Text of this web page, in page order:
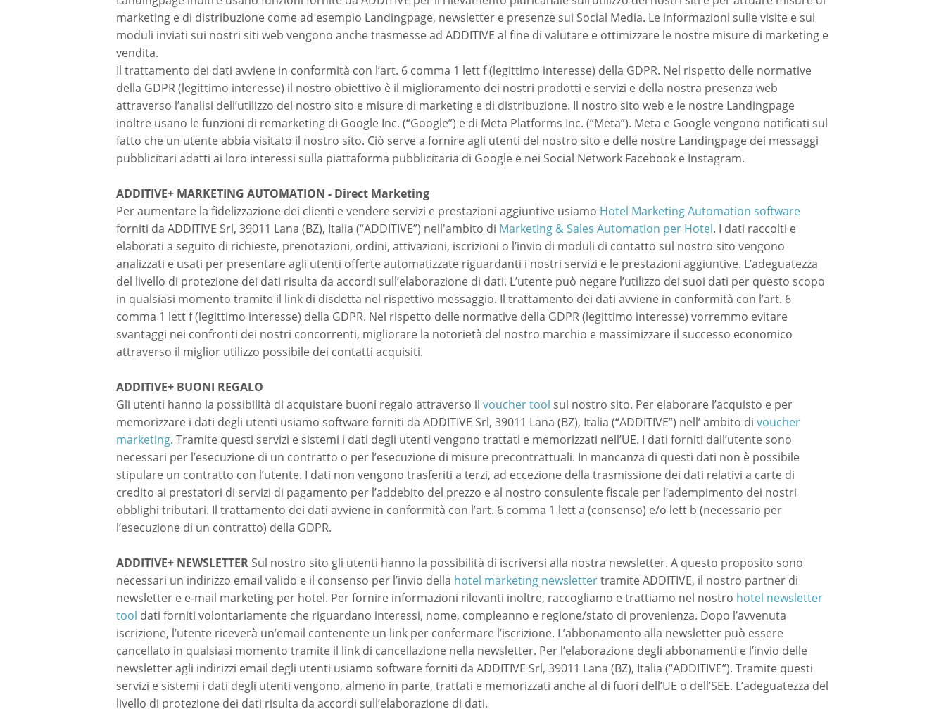
marketing e di distribuzione come ad esempio Landingpage, newsletter e presenze sui Social Media. Le informazioni sulle visite e sui
moduli inviati sui nostri siti web vengono anche trasmesse ad ADDITIVE al fine di valutare e ottimizzare le nostre misure di marketing e
vendita.
Il trattamento dei dati avviene in conformità con l’art. 6 comma 1 lett f (legittimo interesse) della GDPR. Nel rispetto delle normative
della GDPR (legittimo interesse) il nostro obiettivo è il miglioramento dei nostri prodotti e servizi e della nostra presenza web
attraverso l’analisi dell’utilizzo del nostro sito e misure di marketing e di distribuzione. Il nostro sito web e le nostre Landingpage
inoltre usano le funzioni di remarketing di Google Inc. (“Google”) e di Meta Platforms Inc. (“Meta”). Meta e Google vengono notificati sul
fatto che un utente abbia visitato il nostro sito. Ciò serve a fornire agli utenti del nostro sito e delle nostre Landingpage dei messaggi
pubblicitari adatti ai loro interessi sulla piattaforma pubblicitaria di Google e nei Social Network Facebook e Instagram.
ADDITIVE+ MARKETING AUTOMATION - Direct Marketing
Per aumentare la fidelizzazione dei clienti e vendere servizi e prestazioni aggiuntive usiamo Hotel Marketing Automation software
forniti da ADDITIVE Srl, 39011 Lana (BZ), Italia (“ADDITIVE”) nell'ambito di Marketing & Sales Automation per Hotel. I dati raccolti e
elaborati a seguito di richieste, prenotazioni, ordini, attivazioni, iscrizioni o l’invio di moduli di contatto sul nostro sito vengono
analizzati e usati per presentare agli utenti offerte automatizzate riguardanti i nostri servizi e le prestazioni aggiuntive. L’adeguatezza
del livello di protezione dei dati risulta da accordi sull’elaborazione di dati. L’utente può negare l’utilizzo dei suoi dati per questo scopo
in qualsiasi momento tramite il link di disdetta nel rispettivo messaggio. Il trattamento dei dati avviene in conformità con l’art. 6
comma 1 lett f (legittimo interesse) della GDPR. Nel rispetto delle normative della GDPR (legittimo interesse) vorremmo evitare
svantaggi nei confronti dei nostri concorrenti, migliorare la notorietà del nostro marchio e massimizzare il successo economico
attraverso il miglior utilizzo possibile dei contatti acquisiti.
ADDITIVE+ BUONI REGALO
Gli utenti hanno la possibilità di acquistare buoni regalo attraverso il voucher tool sul nostro sito. Per elaborare l’acquisto e per
memorizzare i dati degli utenti usiamo software forniti da ADDITIVE Srl, 39011 Lana (BZ), Italia (“ADDITIVE”) nell’ ambito di voucher
marketing. Tramite questi servizi e sistemi i dati degli utenti vengono trattati e memorizzati nell’UE. I dati forniti dall’utente sono
necessari per l’esecuzione di un contratto o per l’esecuzione di misure precontrattuali. In mancanza di questi dati non è possibile
stipulare un contratto con l’utente. I dati non vengono trasferiti a terzi, ad eccezione della trasmissione dei dati relativi a carte di
credito ai prestatori di servizi di pagamento per l’addebito del prezzo e al nostro consulente fiscale per l’adempimento dei nostri
obblighi tributari. Il trattamento dei dati avviene in conformità con l’art. 6 comma 1 lett a (consenso) e/o lett b (necessario per
l’esecuzione di un contratto) della GDPR.
ADDITIVE+ NEWSLETTER Sul nostro sito gli utenti hanno la possibilità di iscriversi alla nostra newsletter. A questo proposito sono
necessari un indirizzo email valido e il consenso per l’invio della hotel marketing newslettertramite ADDITIVE, il nostro partner di
newsletter e e-mail marketing per hotel. Per fornire informazioni rilevanti inoltre, raccogliamo e trattiamo nel nostro hotel newsletter
tool dati forniti volontariamente che riguardano interessi, nome, compleanno e regione/stato di provenienza. Dopo l’avvenuta
iscrizione, l’utente riceverà un’email contenente un link per confermare l’iscrizione. L’abbonamento alla newsletter può essere
cancellato in qualsiasi momento tramite il link di cancellazione nella newsletter. Per l’elaborazione degli abbonamenti e l’invio delle
newsletter agli indirizzi email degli utenti usiamo software forniti da ADDITIVE Srl, 39011 Lana (BZ), Italia (“ADDITIVE”). Tramite questi
servizi e sistemi i dati degli utenti vengono, almeno in parte, trattati e memorizzati anche al di fuori dell’UE o dell’SEE. L’adeguatezza del
livello di protezione dei dati risulta da accordi sull’elaborazione di dati.